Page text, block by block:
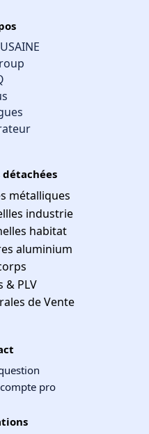
détachées
métalliques
industrie
habitat
aluminium
& PLV
de Vente
pro